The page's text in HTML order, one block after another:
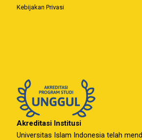
Kebijakan Privasi
Akreditasi Institusi
Universitas Islam Indonesia telah